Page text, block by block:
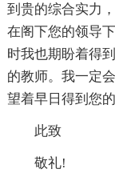
到贵的综合实力
在阁下您的领导
时我也期盼着得
的教师。我一定
望着早日得到您
此致
敬礼!